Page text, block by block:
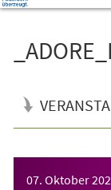
07. Oktober